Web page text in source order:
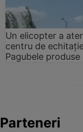
Un elicopter a
centru de
Pagubele produse
Parteneri